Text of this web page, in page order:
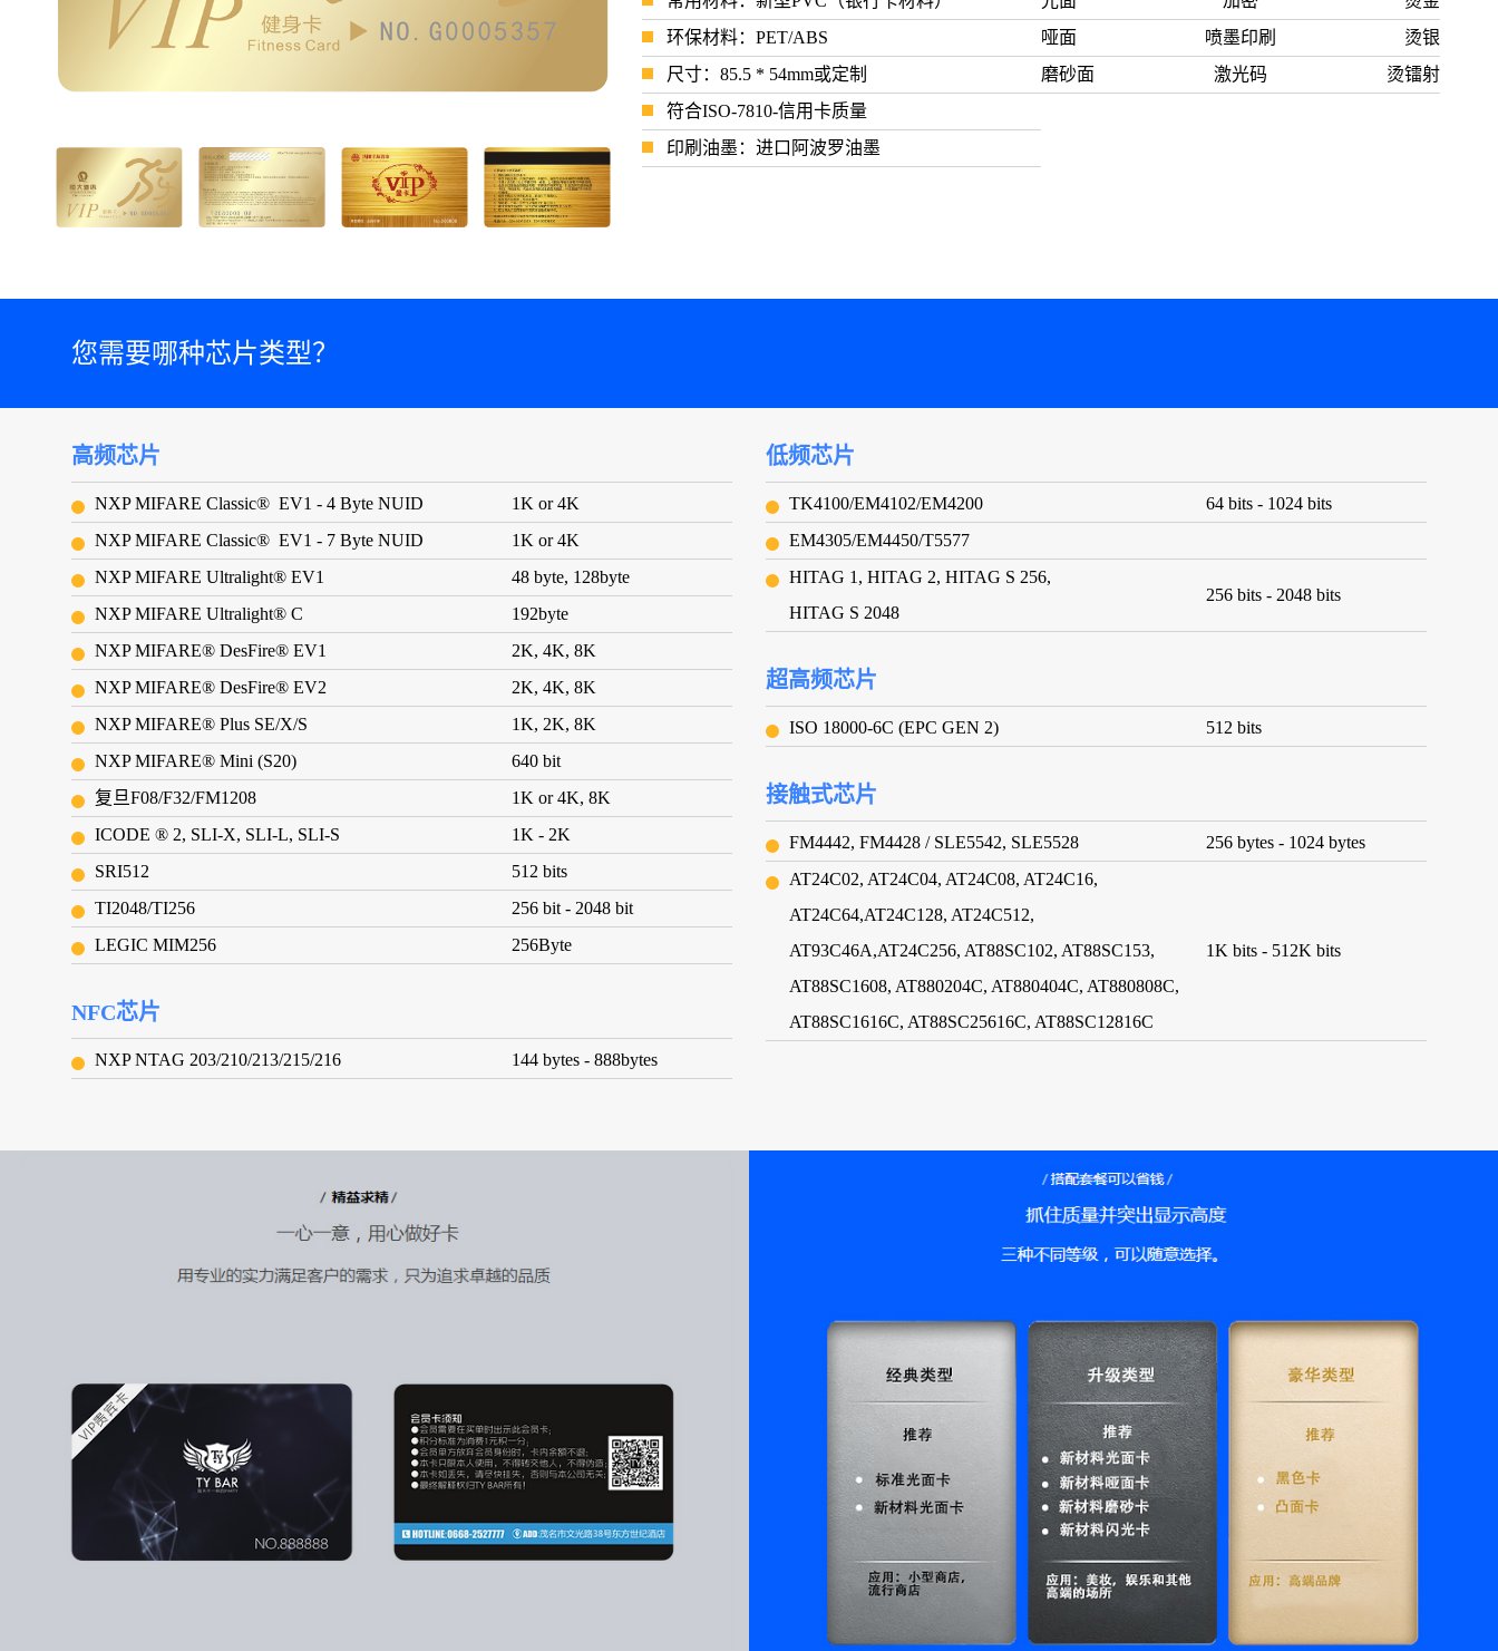
环保材料：PET/ABS
尺寸：85.5 * 54mm或定制
符合ISO-7810-信用卡质量
印刷油墨：进口阿波罗油墨
哑面
喷墨印刷
烫银
磨砂面
激光码 烫镭射
您需要哪种芯片类型？
高频芯片
NXP MIFARE Classic® EV1 - 4 Byte NUID
1K or 4K
NXP MIFARE Classic® EV1 - 7 Byte NUID
1K or 4K
NXP MIFARE Ultralight® EV1
48 byte, 128byte
NXP MIFARE Ultralight® C
192byte
NXP MIFARE® DesFire® EV1
2K, 4K, 8K
NXP MIFARE® DesFire® EV2
2K, 4K, 8K
NXP MIFARE® Plus SE/X/S
1K, 2K, 8K
NXP MIFARE® Mini (S20)
640 bit
复旦F08/F32/FM1208
1K or 4K, 8K
ICODE ® 2, SLI-X, SLI-L, SLI-S
1K - 2K
SRI512
512 bits
TI2048/TI256
256 bit - 2048 bit
LEGIC MIM256
256Byte
NFC芯片
NXP NTAG 203/210/213/215/216 144 bytes - 888bytes
低频芯片
TK4100/EM4102/EM4200
64 bits - 1024 bits
EM4305/EM4450/T5577
HITAG 1, HITAG 2, HITAG S 256,
HITAG S 2048
256 bits - 2048 bits
超高频芯片
ISO 18000-6C (EPC GEN 2) 512 bits
接触式芯片
FM4442, FM4428 / SLE5542, SLE5528
256 bytes - 1024 bytes
AT24C02, AT24C04, AT24C08, AT24C16,
AT24C64,AT24C128, AT24C512,
AT93C46A,AT24C256, AT88SC102, AT88SC153,
AT88SC1608, AT880204C, AT880404C, AT880808C,
AT88SC1616C, AT88SC25616C, AT88SC12816C
1K bits - 512K bits